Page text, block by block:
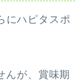
にハピタスポ
んが、賞味期